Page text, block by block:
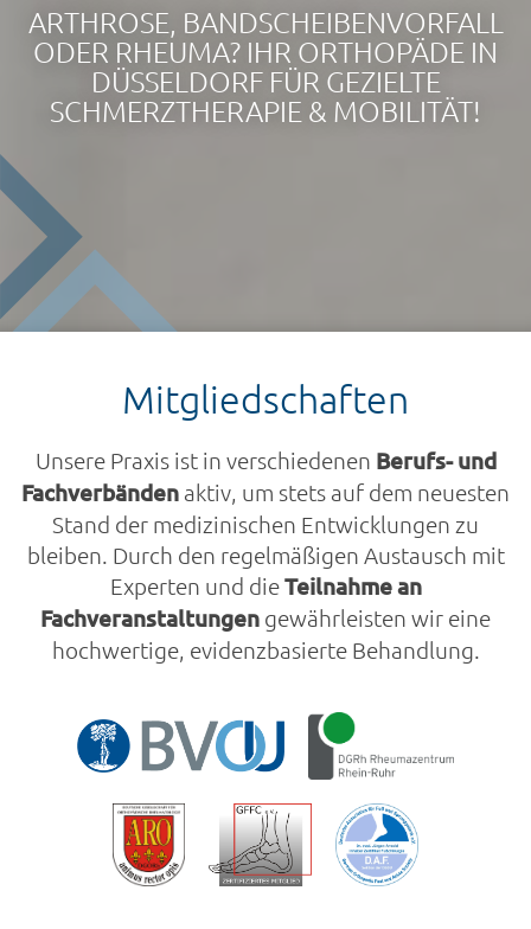
ARTHROSE, BANDSCHEIBENVORFALL
ODER RHEUMA? IHR ORTHOPÄDE IN
DÜSSELDORF FÜR GEZIELTE
SCHMERZTHERAPIE & MOBILITÄT!
Mitgliedschaften
Unsere Praxis ist in verschiedenen Berufs- und
Fachverbänden aktiv, um stets auf dem neuesten
Stand der medizinischen Entwicklungen zu
bleiben. Durch den regelmäßigen Austausch mit
Experten und dieTeilnahme an
Fachveranstaltungen gewährleisten wir eine
hochwertige, evidenzbasierte Behandlung.